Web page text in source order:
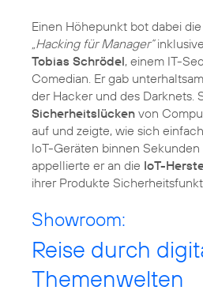
Einen Höhepunkt bot dabei
„Hacking für Manager“
Tobias Schrödel, einem IT-
Comedian. Er gab
der Hacker und des Darknets.
Sicherheitslücken von
auf und zeigte, wie sich
IoT-Geräten binnen
appellierte er an die IoT-
ihrer Produkte
Showroom:
Reise durch
Themenwelten